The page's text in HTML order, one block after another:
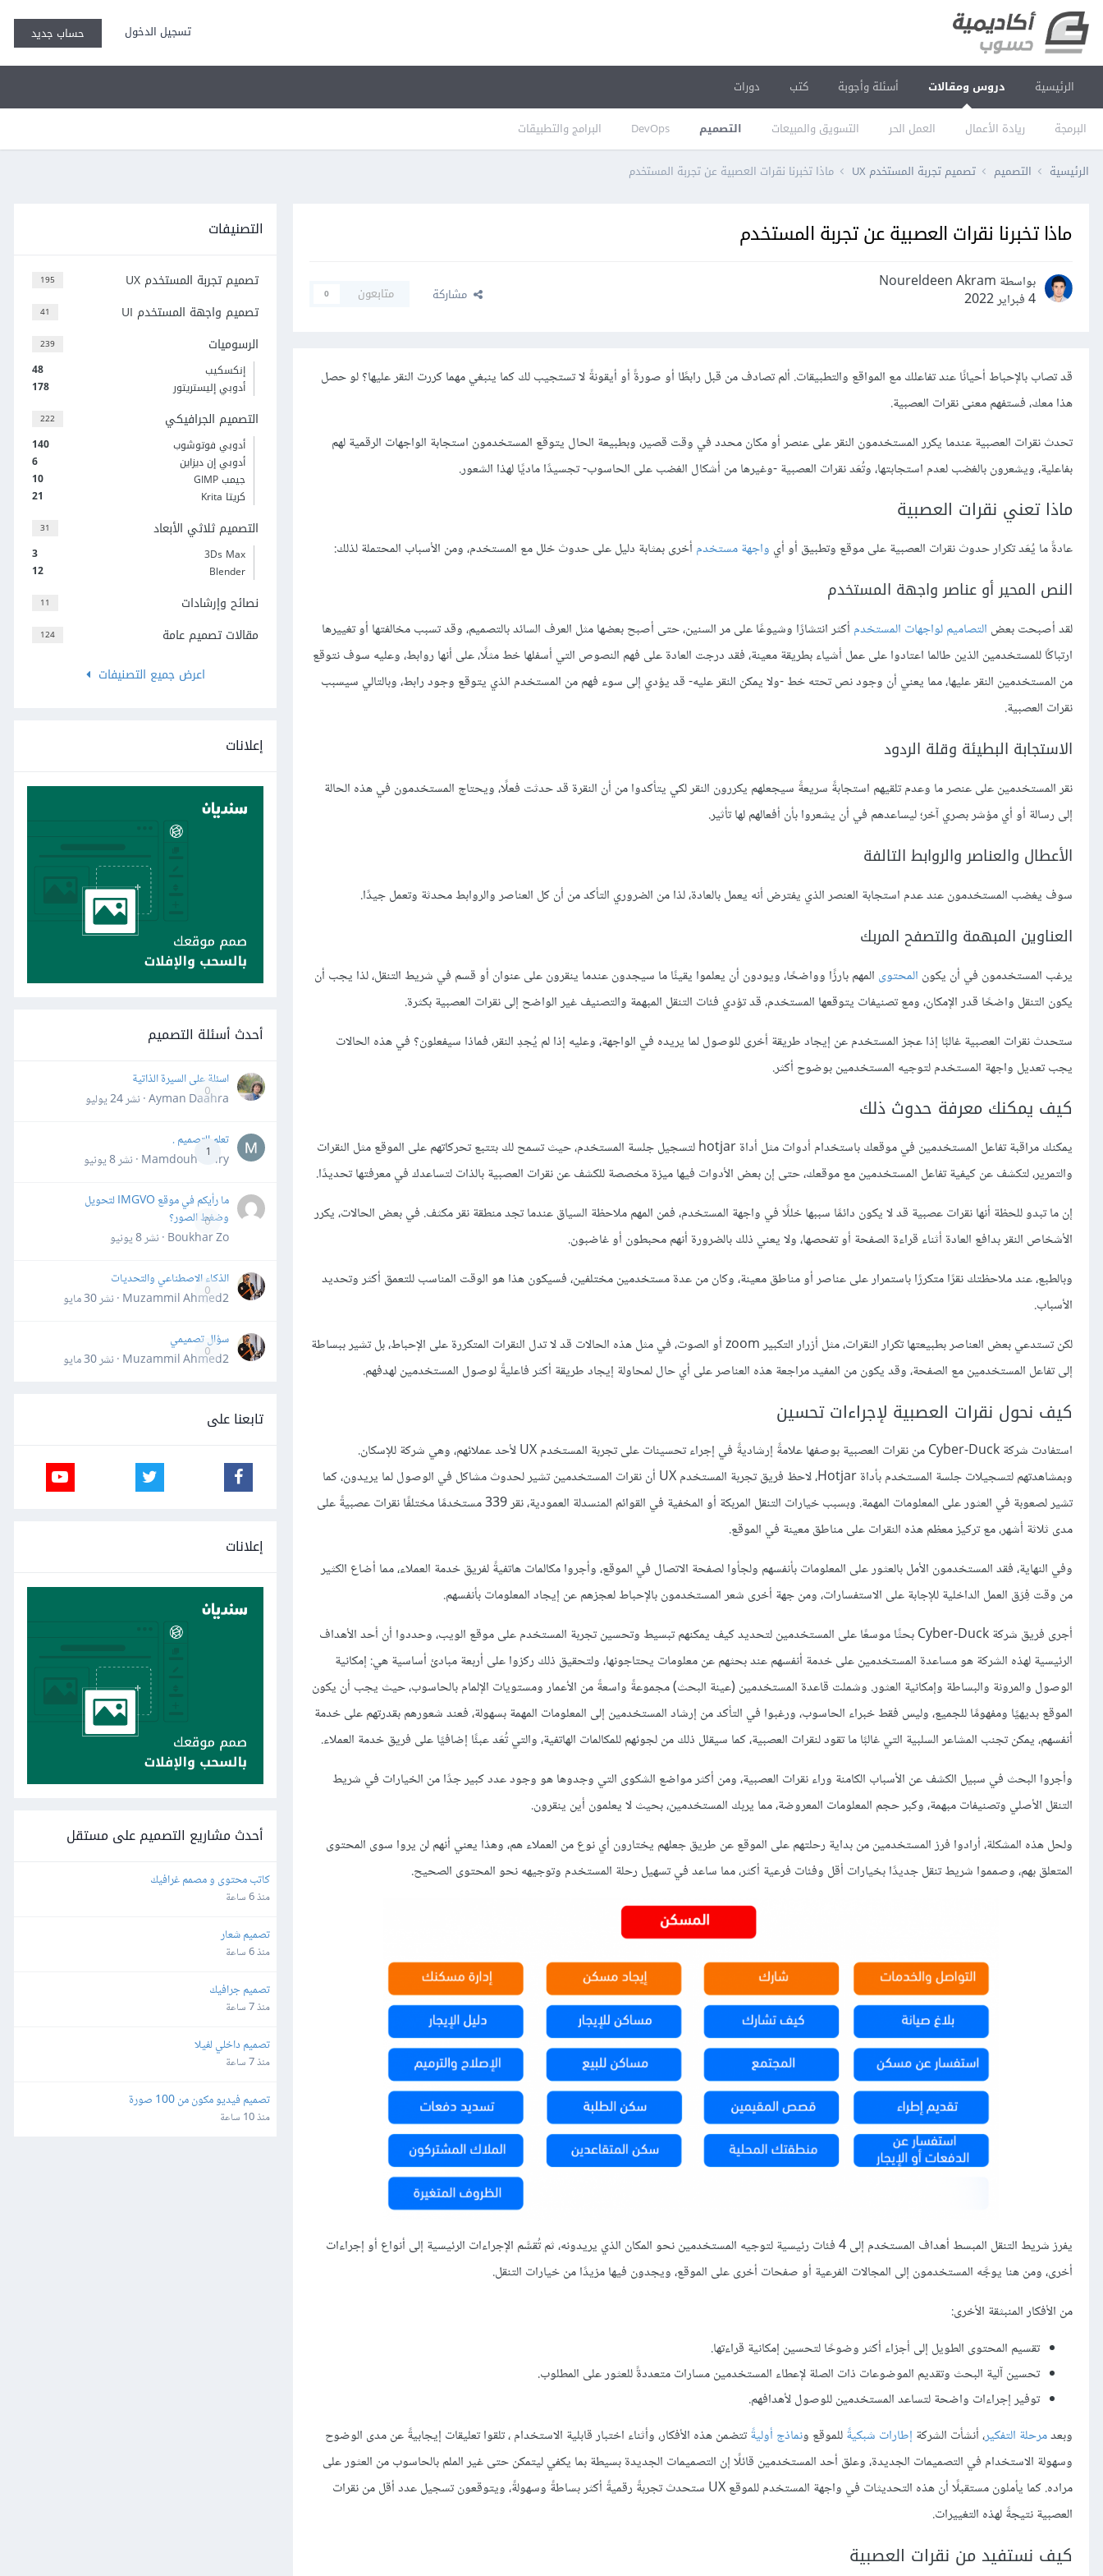
تسجيل الدخول حساب جديد
الرئيسية دروس ومقالات
البرمجة ريادة الأعمال العمل الحر التسويق والمبيعات التصميم DevOps البرامج والتطبيقات
أسئلة وأجوبة كتب دورات
الرئيسية التصميم تصميم تجربة المستخدم UX ماذا تخبرنا نقرات العصبية عن تجربة المستخدم
ماذا تخبرنا نقرات العصبية عن تجربة المستخدم
بواسطة Noureldeen Akram
4 فبراير 2022
مشاركة متابعون 0
قد تصاب بالإحباط أحيانًا عند تفاعلك مع المواقع والتطبيقات. ألم تصادف من قبل رابطًا أو صورةً أو أيقونةً لا تستجيب لك كما ينبغي مهما كررت النقر عليها؟ لو حصل
هذا معك، فستفهم معنى نقرات العصبية.
تحدث نقرات العصبية عندما يكرر المستخدمون النقر على عنصر أو مكان محدد في وقت قصير، وبطبيعة الحال يتوقع المستخدمون استجابة الواجهات الرقمية لهم
بفاعلية، ويشعرون بالغضب لعدم استجابتها، وتُعَد نقرات العصبية -وغيرها من أشكال الغضب على الحاسوب- تجسيدًا ماديًا لهذا الشعور.
ماذا تعني نقرات العصبية
عادةً ما يُعَد تكرار حدوث نقرات العصبية على موقع وتطبيق أو أي واجهة مستخدم أخرى بمثابة دليل على حدوث خلل مع المستخدم، ومن الأسباب المحتملة لذلك:
النص المحير أو عناصر واجهة المستخدم
لقد أصبحت بعض التصاميم لواجهات المستخدم أكثر انتشارًا وشيوعًا على مر السنين، حتى أصبح بعضها مثل العرف السائد بالتصميم، وقد تسبب مخالفتها أو تغييرها
ارتباكًا للمستخدمين الذين طالما اعتادوا على عمل أشياء بطريقة معينة، فقد درجت العادة على فهم النصوص التي أسفلها خط مثلًا، على أنها روابط، وعليه سوف نتوقع
من المستخدمين النقر عليها، مما يعني أن وجود نص تحته خط -ولا يمكن النقر عليه- قد يؤدي إلى سوء فهم من المستخدم الذي يتوقع وجود رابط، وبالتالي سيسبب
نقرات العصبية.
الاستجابة البطيئة وقلة الردود
نقر المستخدمين على عنصر ما وعدم تلقيهم استجابةً سريعةً سيجعلهم يكررون النقر لكي يتأكدوا من أن النقرة قد حدثت فعلًا، ويحتاج المستخدمون في هذه الحالة
إلى رسالة أو أي مؤشر بصري آخر؛ ليساعدهم في أن يشعروا بأن أفعالهم لها تأثير.
الأعطال والعناصر والروابط التالفة
سوف يغضب المستخدمون عند عدم استجابة العنصر الذي يفترض أنه يعمل بالعادة، لذا من الضروري التأكد من أن كل العناصر والروابط محدثة وتعمل جيدًا.
العناوين المبهمة والتصفح المربك
يرغب المستخدمون في أن يكون المحتوى المهم بارزًا وواضحًا، ويودون أن يعلموا يقينًا ما سيجدون عندما ينقرون على عنوان أو قسم في شريط التنقل، لذا يجب أن
يكون التنقل واضحًا قدر الإمكان، ومع تصنيفات يتوقعها المستخدم، قد تؤدي فئات التنقل المبهمة والتصنيف غير الواضح إلى نقرات العصبية بكثرة.
ستحدث نقرات العصبية غالبًا إذا عجز المستخدم عن إيجاد طريقة أخرى للوصول لما يريده في الواجهة، وعليه إذا لم يُجدِ النقر، فماذا سيفعلون؟ في هذه الحالات
يجب تعديل واجهة المستخدم لتوجيه المستخدمين بوضوح أكثر.
كيف يمكنك معرفة حدوث ذلك
يمكنك مراقبة تفاعل المستخدمين في موقعك باستخدام أدوات مثل أداة hotjar لتسجيل جلسة المستخدم، حيث تسمح لك بتتبع تحركاتهم على الموقع مثل النقرات
والتمرير، لتكشف عن كيفية تفاعل المستخدمين مع موقعك، حتى إن بعض الأدوات فيها ميزة مخصصة للكشف عن نقرات العصبية بالذات لتساعدك في معرفتها تحديدًا.
إن ما تبدو للحظة أنها نقرات عصبية قد لا يكون دائمًا سببها خللًا في واجهة المستخدم، فمن المهم ملاحظة السياق عندما تجد منطقة نقر مكثف. في بعض الحالات، يكرر
الأشخاص النقر بدافع العادة أثناء قراءة الصفحة أو تفحصها، ولا يعني ذلك بالضرورة أنهم محبطون أو غاضبون.
وبالطبع، عند ملاحظتك نقرًا متكررًا باستمرار على عناصر أو مناطق معينة، وكان من عدة مستخدمين مختلفين، فسيكون هذا هو الوقت المناسب للتعمق أكثر وتحديد
الأسباب.
لكن تستدعي بعض العناصر بطبيعتها تكرار النقرات، مثل أزرار التكبير zoom أو الصوت، في مثل هذه الحالات قد لا تدل النقرات المتكررة على الإحباط، بل تشير ببساطة
إلى تفاعل المستخدمين مع الصفحة، وقد يكون من المفيد مراجعة هذه العناصر على أي حال لمحاولة إيجاد طريقة أكثر فاعليةً لوصول المستخدمين لهدفهم.
كيف نحول نقرات العصبية لإجراءات تحسين
استفادت شركة Cyber-Duck من نقرات العصبية بوصفها علامةً إرشاديةً في إجراء تحسينات على تجربة المستخدم UX لأحد عملائهم، وهي شركة للإسكان.
وبمشاهدتهم لتسجيلات جلسة المستخدم بأداة Hotjar، لاحظ فريق تجربة المستخدم UX أن نقرات المستخدمين تشير لحدوث مشاكل في الوصول لما يريدون، كما
تشير لصعوبة في العثور على المعلومات المهمة. وبسبب خيارات التنقل المربكة أو المخفية في القوائم المنسدلة العمودية، نقر 339 مستخدمًا مختلفًا نقرات عصبيةً على
مدى ثلاثة أشهر، مع تركيز معظم هذه النقرات على مناطق معينة في الموقع.
وفي النهاية، فقد المستخدمون الأمل بالعثور على المعلومات بأنفسهم ولجأوا لصفحة الاتصال في الموقع، وأجروا مكالمات هاتفيةً لفريق خدمة العملاء، مما أضاع الكثير
من وقت فِرَق العمل الداخلية للإجابة على الاستفسارات، ومن جهة أخرى شعر المستخدمون بالإحباط لعجزهم عن إيجاد المعلومات بأنفسهم.
أجرى فريق شركة Cyber-Duck بحثًا موسعًا على المستخدمين لتحديد كيف يمكنهم تبسيط وتحسين تجربة المستخدم على موقع الويب، وحددوا أن أحد الأهداف
الرئيسية لهذه الشركة هو مساعدة المستخدمين على خدمة أنفسهم عند بحثهم عن معلومات يحتاجونها، ولتحقيق ذلك ركزوا على أربعة مبادئ أساسية هي: إمكانية
الوصول والمرونة والبساطة وإمكانية العثور. وشملت قاعدة المستخدمين (عينة البحث) مجموعةً واسعةً من الأعمار ومستويات الإلمام بالحاسوب، حيث يجب أن يكون
الموقع بديهيًا ومفهومًا للجميع، وليس فقط خبراء الحاسوب، ورغبوا في التأكد من إرشاد المستخدمين إلى المعلومات المهمة بسهولة، فعند شعورهم بقدرتهم على خدمة
أنفسهم، يمكن تجنب المشاعر السلبية التي غالبًا ما تقود لنقرات العصبية، كما سيقلل ذلك من لجوئهم للمكالمات الهاتفية، والتي تُعَد عبئًا إضافيًا على فريق خدمة العملاء.
وأجروا البحث في سبيل الكشف عن الأسباب الكامنة وراء نقرات العصبية، ومن أكثر مواضع الشكوى التي وجدوها هو وجود عدد كبير جدًا من الخيارات في شريط
التنقل الأصلي وتصنيفات مبهمة، وكبر حجم المعلومات المعروضة، مما يربك المستخدمين، بحيث لا يعلمون أين ينقرون.
ولحل هذه المشكلة، أرادوا فرز المستخدمين من بداية رحلتهم على الموقع عن طريق جعلهم يختارون أي نوع من العملاء هم، وهذا يعني أنهم لن يروا سوى المحتوى
المتعلق بهم، وصمموا شريط تنقل جديدًا بخيارات أقل وفئات فرعية أكثر، مما ساعد في تسهيل رحلة المستخدم وتوجيهه نحو المحتوى الصحيح.
يفرز شريط التنقل المبسط أهداف المستخدم إلى 4 فئات رئيسية لتوجيه المستخدمين نحو المكان الذي يريدونه، ثم تُقسَّم الإجراءات الرئيسية إلى أنواع أو إجراءات
أخرى، ومن هنا يوجَّه المستخدمون إلى المجالات الفرعية أو صفحات أخرى على الموقع، ويجدون فيها مزيدًا من خيارات التنقل.
من الأفكار المنبثقة الأخرى:
تقسيم المحتوى الطويل إلى أجزاء أكثر وضوحًا لتحسين إمكانية قراءتها.
تحسين آلية البحث وتقديم الموضوعات ذات الصلة لإعطاء المستخدمين مسارات متعددةً للعثور على المطلوب.
توفير إجراءات واضحة لتساعد المستخدمين للوصول لأهدافهم.
وبعدمرحلة التفكير، أنشأت الشركة إطارات شبكيةًللموقع ونماذج أوليةًتتضمن هذه الأفكار، وأثناء اختبار قابلية الاستخدام ، تلقوا تعليقات إيجابيةً عن مدى الوضوح
وسهولة الاستخدام في التصميمات الجديدة، وعلق أحد المستخدمين قائلًا إن التصميمات الجديدة بسيطة بما يكفي ليتمكن حتى غير الملم بالحاسوب من العثور على
مراده. كما يأملون مستقبلًا أن هذه التحديثات في واجهة المستخدم للموقع UX ستحدث تجربةً رقميةً أكثر بساطةً وسهولةً، ويتوقعون تسجيل عدد أقل من نقرات
العصبية نتيجةً لهذه التغييرات.
كيف نستفيد من نقرات العصبية
التصنيفات
195 تصميم تجربة المستخدم UX
41 تصميم واجهة المستخدم UI
239 الرسوميات
48
إنكسكيب
178
أدوبي إليستريتور
222 التصميم الجرافيكي
140
أدوبي فوتوشوب
6
أدوبي إن ديزاين
10
جيمب GIMP
21
كريتا Krita
31 التصميم ثلاثي الأبعاد
3
3Ds Max
12
Blender
11 نصائح وإرشادات
124
مقالات تصميم عامة
اعرض جميع التصنيفات
إعلانات
أحدث أسئلة التصميم
0
اسئلة على السيرة الذاتية
Ayman Daahra · نشر
24 يوليو
1
تعلم التصميم .
Mamdouh Khiry · نشر
8 يونيو
0
ما رأيكم في موقع IMGVO لتحويل
وضغط الصور؟
Boukhar Zo · نشر
8 يونيو
0
الذكاء الاصطناعي والتحديات
Muzammil Ahmed2 · نشر
30 مايو
0
سؤال تصميمي
Muzammil Ahmed2 · نشر
30 مايو
تابعنا على
إعلانات
أحدث مشاريع التصميم على مستقل
كاتب محتوى و مصمم غرافيك
منذ 6 ساعة
تصميم شعار
منذ 6 ساعة
تصميم جرافيك
منذ 7 ساعة
تصميم داخلي لفيلا
منذ 7 ساعة
تصميم فيديو مكون من 100 صورة
منذ 10 ساعة